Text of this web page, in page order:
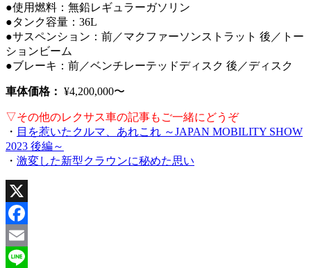
●使用燃料：無鉛レギュラーガソリン
●タンク容量：36L
●サスペンション：前／マクファーソンストラット 後／トー
ションビーム
●ブレーキ：前／ベンチレーテッドディスク 後／ディスク
車体価格： ¥4,200,000〜
▽その他のレクサス車の記事もご一緒にどうぞ
・ 目を惹いたクルマ、あれこれ ～JAPAN MOBILITY SHOW
2023 後編～
・ 激変した新型クラウンに秘めた思い
X
Facebook
Email